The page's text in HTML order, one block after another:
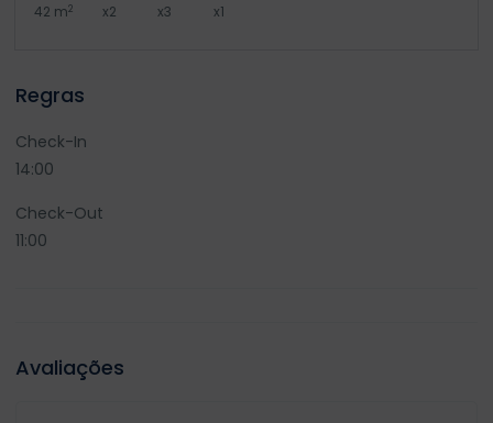
42 m2 x2 x3 x1
Regras
Check-In
14:00
Check-Out
11:00
Avaliações